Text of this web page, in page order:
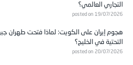
posted on 19/07/2026
التحتية في الخليج؟
posted on 20/07/2026